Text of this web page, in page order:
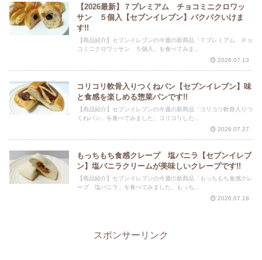
【2026最新】７プレミアム チョコミニクロワッ
サン ５個入【セブンイレブン】パクパクいけま
す!!
【商品紹介】セブンイレブンの今週の新商品「７プレミアム チョ
コミニクロワッサン ５個入」を食べてみま...
2026.07.13
コリコリ軟骨入りつくねパン【セブンイレブン】味
と食感を楽しめる惣菜パンです!!
【商品紹介】セブンイレブンの今週の新商品「コリコリ軟骨入りつ
くねパン」を食べてみました。コリコリした...
2026.07.27
もっちもち食感クレープ 塩バニラ【セブンイレブ
ン】塩バニラクリームが美味しいクレープです!!
【商品紹介】セブンイレブンの今週の新商品「もっちもち食感クレ
ープ 塩バニラ」を食べてみました。もっち...
2026.07.18
スポンサーリンク